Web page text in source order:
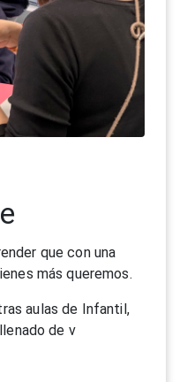
que con una
más queremos.
aulas de Infantil,
de v